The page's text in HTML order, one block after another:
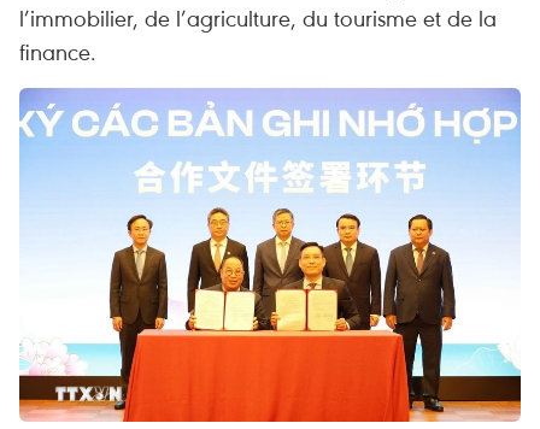
l’immobilier, de l’agriculture, du tourisme et de la
finance.